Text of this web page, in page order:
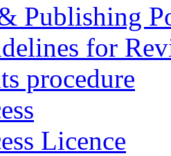
Publishing
for
procedure
Licence